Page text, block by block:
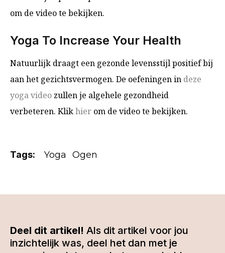
om de video te bekijken.
Yoga To Increase Your Health
Natuurlijk draagt ​​een gezonde levensstijl positief bij
aan het gezichtsvermogen. De oefeningen in deze
yoga video zullen je algehele gezondheid
verbeteren. Klikhier om de video te bekijken.
Tags: Yoga Ogen
Deel dit artikel! Als dit artikel voor jou
inzichtelijk was, deel het dan met je